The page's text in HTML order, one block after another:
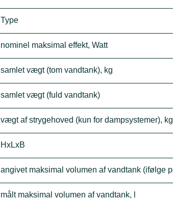
Type
nominel maksimal effekt, Watt
samlet vægt (tom vandtank), kg
samlet vægt (fuld vandtank)
vægt af strygehoved (kun for dampsystemer), kg
HxLxB
angivet maksimal volumen af vandtank (ifølge
målt maksimal volumen af vandtank, l